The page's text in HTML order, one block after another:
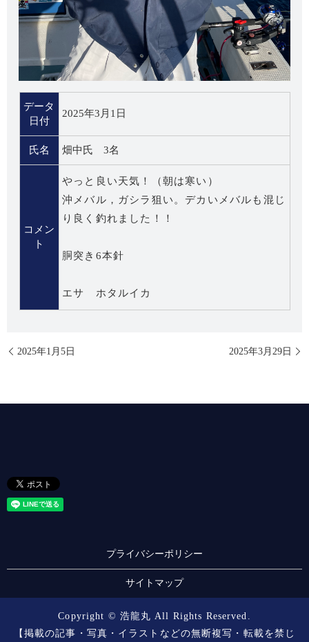
データ
日付
2025年3月1日
氏名 畑中氏 3名
コメン
ト
やっと良い天気！（朝は寒い）
沖メバル，ガシラ狙い。デカいメバルも混じ
り良く釣れました！！
胴突き6本針
エサ ホタルイカ
2025年1月5日 2025年3月29日
プライバシーポリシー
サイトマップ
Copyright © 浩龍丸 All Rights Reserved.
【掲載の記事・写真・イラストなどの無断複写・転載を禁じ